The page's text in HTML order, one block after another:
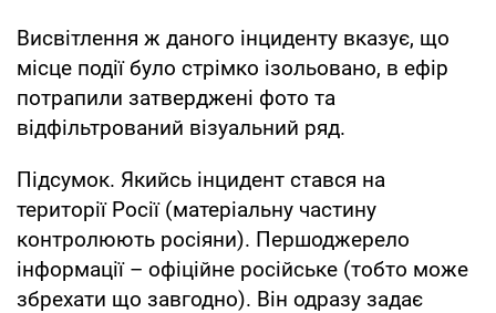
Висвітлення ж даного інциденту вказує, що
місце події було стрімко ізольовано, в ефір
потрапили затверджені фото та
відфільтрований візуальний ряд.
Підсумок. Якийсь інцидент стався на
території Росії (матеріальну частину
контролюють росіяни). Першоджерело
інформації – офіційне російське (тобто може
збрехати що завгодно). Він одразу задає